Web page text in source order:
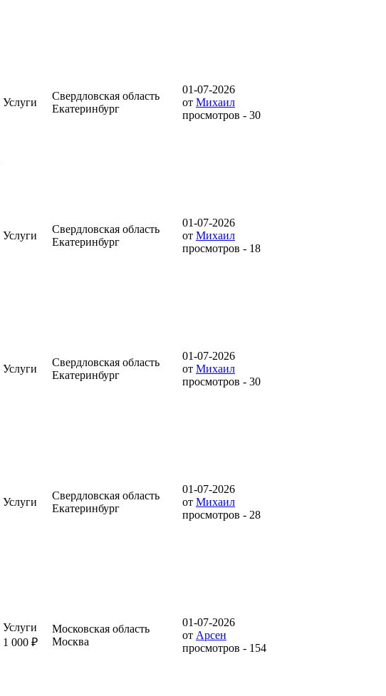
Услуги
Свердловская область
Екатеринбург
01-07-2026
от Михаил
просмотров - 30
Услуги
Свердловская область
Екатеринбург
01-07-2026
от Михаил
просмотров - 18
Услуги
Свердловская область
Екатеринбург
01-07-2026
от Михаил
просмотров - 30
Услуги
Свердловская область
Екатеринбург
01-07-2026
от Михаил
просмотров - 28
Услуги
1 000 ₽
Московская область
Москва
01-07-2026
от Арсен
просмотров - 154